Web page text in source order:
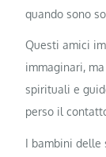
quando sono
Questi amici
immaginari,
spirituali e
perso il
I bambini delle